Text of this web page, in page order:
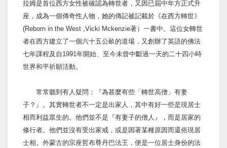
拉姆是首位西方女性被確認為轉世者，又因已屆中年方正式升
座，成為一個傳奇性人物，她的傳記被記載於《在西方轉世》
(Reborn in the West ,Vicki Mckenzie著）一書中。這位女轉世
者在西方建立了一個六十五公畝的道場，又創辦了英語的佛法
七年課程及自1991年開始、至今未曾中斷過一天的二十四小時
世界和平祈願活動。
常常聽到有人疑問：『為甚麼有些「轉世高僧」有妻
子？』。其實轉世者不一定是出家人，其中有好一些是現居士
相而利益眾生的。他們並不是『有妻子的僧人』，而是居家的
修行者。他們並沒有受出家戒，或是因著某種原因而還俗現居
士相。外蒙古的宗座哲布尊丹巴法王，便是一位居士身份的法